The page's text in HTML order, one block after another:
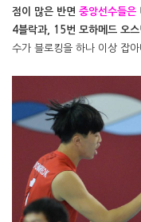
점이 많은 반면 중앙선수들은
4블락과, 15번 모하메드 오
수가 블로킹을 하나 이상 잡아